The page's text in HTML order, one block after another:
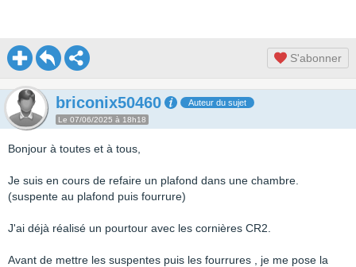
S'abonner
briconix50460 Auteur du sujet
Le 07/06/2025 à 18h18
Bonjour à toutes et à tous,
Je suis en cours de refaire un plafond dans une chambre.
(suspente au plafond puis fourrure)
J'ai déjà réalisé un pourtour avec les cornières CR2.
Avant de mettre les suspentes puis les fourrures , je me pose la